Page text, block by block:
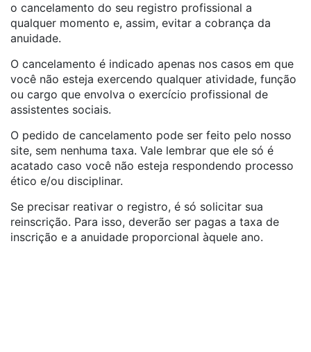
o cancelamento do seu registro profissional a
qualquer momento e, assim, evitar a cobrança da
anuidade.
O cancelamento é indicado apenas nos casos em que
você não esteja exercendo qualquer atividade, função
ou cargo que envolva o exercício profissional de
assistentes sociais.
O pedido de cancelamento pode ser feito pelo nosso
site, sem nenhuma taxa. Vale lembrar que ele só é
acatado caso você não esteja respondendo processo
ético e/ou disciplinar.
Se precisar reativar o registro, é só solicitar sua
reinscrição. Para isso, deverão ser pagas a taxa de
inscrição e a anuidade proporcional àquele ano.